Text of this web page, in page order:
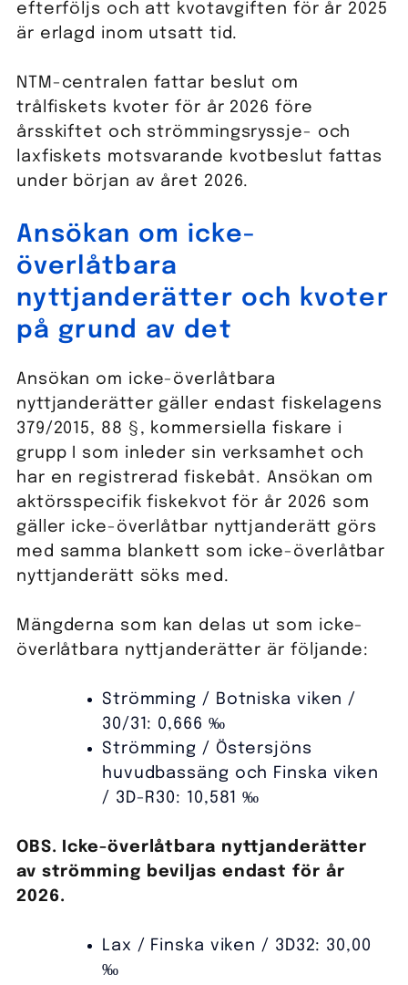
efterföljs och att kvotavgiften för år 2025
är erlagd inom utsatt tid.
NTM-centralen fattar beslut om
trålfiskets kvoter för år 2026 före
årsskiftet och strömmingsryssje- och
laxfiskets motsvarande kvotbeslut fattas
under början av året 2026.
Ansökan om icke-
överlåtbara
nyttjanderätter och kvoter
på grund av det
Ansökan om icke-överlåtbara
nyttjanderätter gäller endast fiskelagens
379/2015, 88 §, kommersiella fiskare i
grupp I som inleder sin verksamhet och
har en registrerad fiskebåt. Ansökan om
aktörsspecifik fiskekvot för år 2026 som
gäller icke-överlåtbar nyttjanderätt görs
med samma blankett som icke-överlåtbar
nyttjanderätt söks med.
Mängderna som kan delas ut som icke-
överlåtbara nyttjanderätter är följande:
Strömming / Botniska viken /
30/31: 0,666 ‰
Strömming / Östersjöns
huvudbassäng och Finska viken
/ 3D-R30: 10,581 ‰
OBS. Icke-överlåtbara nyttjanderätter
av strömming beviljas endast för år
2026.
Lax / Finska viken / 3D32: 30,00
‰